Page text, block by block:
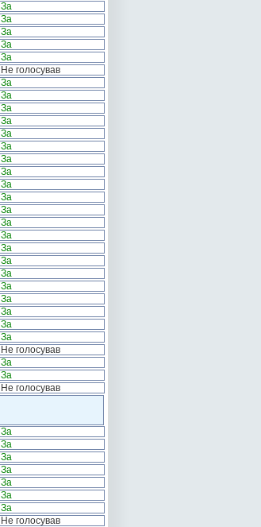
За
За
За
За
За
Не голосував
За
За
За
За
За
За
За
За
За
За
За
За
За
За
За
За
За
За
За
За
За
Не голосував
За
За
Не голосував
За
За
За
За
За
За
За
Не голосував